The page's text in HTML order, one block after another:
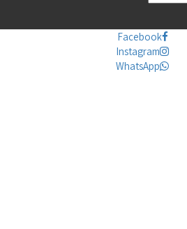
Facebook
Instagram
WhatsApp